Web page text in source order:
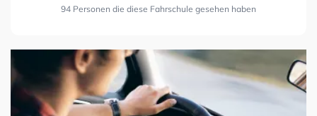
94 Personen die diese Fahrschule gesehen haben